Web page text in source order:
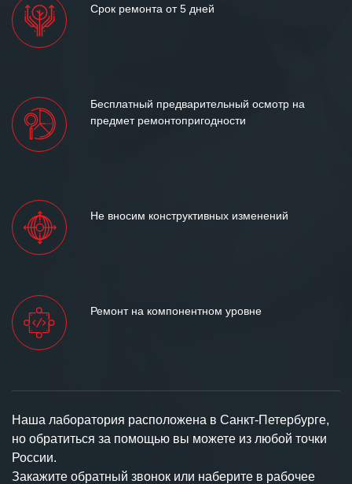
Срок ремонта от 5 дней
Бесплатный предварительный осмотр на
предмет ремонтопригодности
Не вносим конструктивных изменений
Ремонт на компонентном уровне
Наша лаборатория расположена в Санкт-Петербурге,
но обратиться за помощью вы можете из любой точки
России.
Закажите обратный звонок или наберите в рабочее